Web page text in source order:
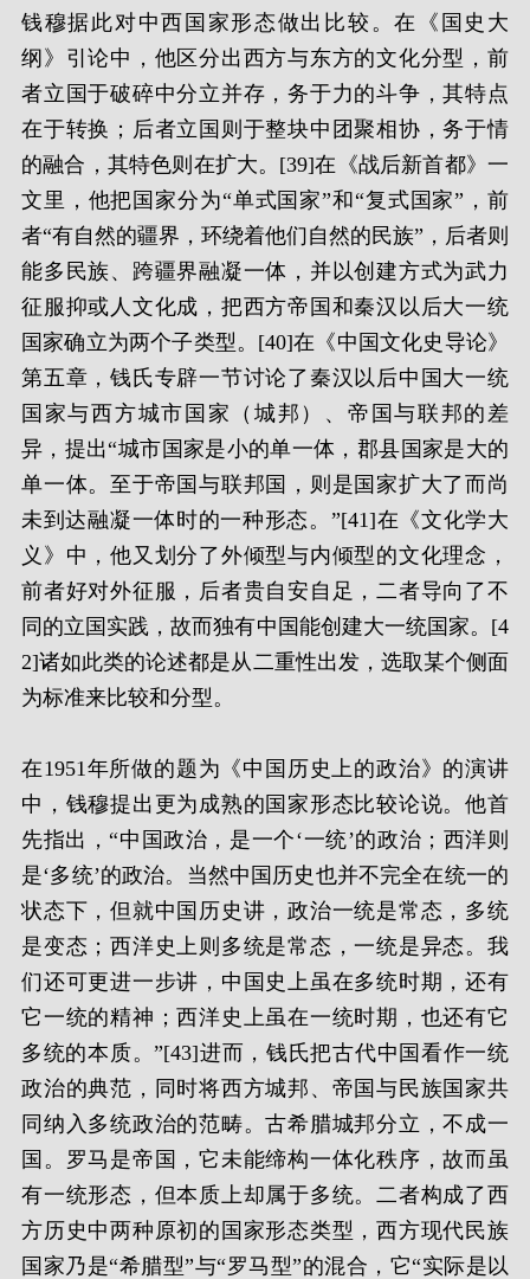
钱穆据此对中西国家形态做出比较。在《国史大
纲》引论中，他区分出西方与东方的文化分型，前
者立国于破碎中分立并存，务于力的斗争，其特点
在于转换；后者立国则于整块中团聚相协，务于情
的融合，其特色则在扩大。[39]在《战后新首都》一
文里，他把国家分为“单式国家”和“复式国家”，前
者“有自然的疆界，环绕着他们自然的民族”，后者则
能多民族、跨疆界融凝一体，并以创建方式为武力
征服抑或人文化成，把西方帝国和秦汉以后大一统
国家确立为两个子类型。[40]在《中国文化史导论》
第五章，钱氏专辟一节讨论了秦汉以后中国大一统
国家与西方城市国家（城邦）、帝国与联邦的差
异，提出“城市国家是小的单一体，郡县国家是大的
单一体。至于帝国与联邦国，则是国家扩大了而尚
未到达融凝一体时的一种形态。”[41]在《文化学大
义》中，他又划分了外倾型与内倾型的文化理念，
前者好对外征服，后者贵自安自足，二者导向了不
同的立国实践，故而独有中国能创建大一统国家。[4
2]诸如此类的论述都是从二重性出发，选取某个侧面
为标准来比较和分型。
在1951年所做的题为《中国历史上的政治》的演讲
中，钱穆提出更为成熟的国家形态比较论说。他首
先指出，“中国政治，是一个‘一统’的政治；西洋则
是‘多统’的政治。当然中国历史也并不完全在统一的
状态下，但就中国历史讲，政治一统是常态，多统
是变态；西洋史上则多统是常态，一统是异态。我
们还可更进一步讲，中国史上虽在多统时期，还有
它一统的精神；西洋史上虽在一统时期，也还有它
多统的本质。”[43]进而，钱氏把古代中国看作一统
政治的典范，同时将西方城邦、帝国与民族国家共
同纳入多统政治的范畴。古希腊城邦分立，不成一
国。罗马是帝国，它未能缔构一体化秩序，故而虽
有一统形态，但本质上却属于多统。二者构成了西
方历史中两种原初的国家形态类型，西方现代民族
国家乃是“希腊型”与“罗马型”的混合，它“实际是以